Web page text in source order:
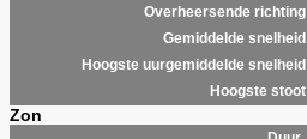
Overheersende richting
Gemiddelde snelheid
Hoogste uurgemiddelde snelheid
Hoogste stoot
Zon